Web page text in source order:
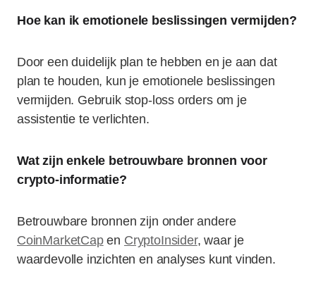
Hoe kan ik emotionele beslissingen vermijden?
Door een duidelijk plan te hebben en je aan dat
plan te houden, kun je emotionele beslissingen
vermijden. Gebruik stop-loss orders om je
assistentie te verlichten.
Wat zijn enkele betrouwbare bronnen voor
crypto-informatie?
Betrouwbare bronnen zijn onder andere
CoinMarketCapen CryptoInsider, waar je
waardevolle inzichten en analyses kunt vinden.